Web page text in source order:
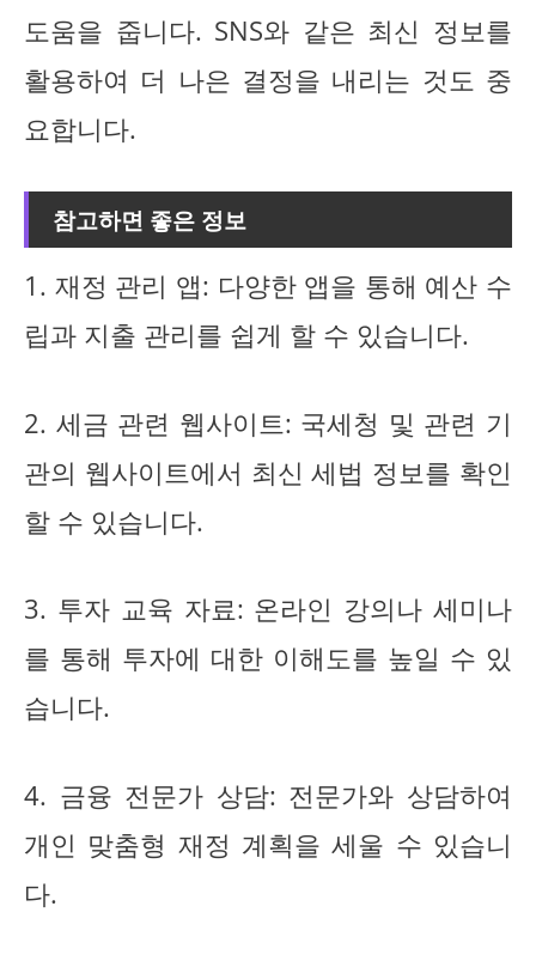
도움을 줍니다. SNS와 같은 최신 정보를
활용하여 더 나은 결정을 내리는 것도 중
요합니다.
참고하면 좋은 정보
1. 재정 관리 앱: 다양한 앱을 통해 예산 수
립과 지출 관리를 쉽게 할 수 있습니다.
2. 세금 관련 웹사이트: 국세청 및 관련 기
관의 웹사이트에서 최신 세법 정보를 확인
할 수 있습니다.
3. 투자 교육 자료: 온라인 강의나 세미나
를 통해 투자에 대한 이해도를 높일 수 있
습니다.
4. 금융 전문가 상담: 전문가와 상담하여
개인 맞춤형 재정 계획을 세울 수 있습니
다.